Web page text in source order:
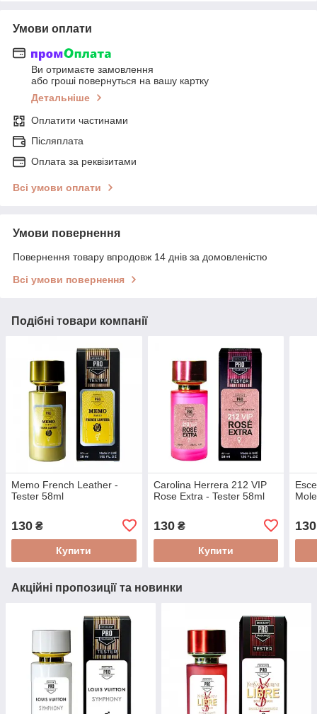
Умови оплати
Ви отримаєте замовлення
або гроші повернуться на вашу картку
Детальніше
Оплатити частинами
Післяплата
Оплата за реквізитами
Всі умови оплати
Умови повернення
Повернення товару впродовж 14 днів за домовленістю
Всі умови повернення
Подібні товари компанії
Memo French Leather -
Tester 58ml
130 ₴
Купити
Carolina Herrera 212 VIP
Rose Extra - Tester 58ml
130₴
Купити
130
Акційні пропозиції та новинки